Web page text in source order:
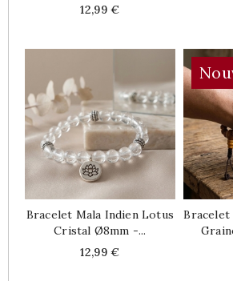
Price
12,99 €
Bracelet Mala Indien Lotus
Cristal Ø8mm -...
Price
12,99 €
Bracelet